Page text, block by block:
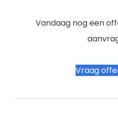
Vandaag nog een
Vraag